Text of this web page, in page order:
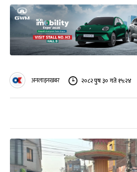
अनलाइनखबर २०८२ पुष ३० गते १५:२४